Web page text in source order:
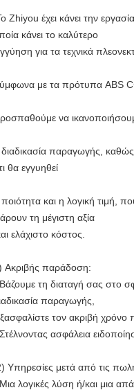
Zhiyou έχει κάνει την
κάνει το καλύτερο
για τα τεχνικά
με τα πρότυπα ABS
να
παραγωγής,
θα εγγυηθεί
και η λογική τιμή,
τη μέγιστη αξία
ελάχιστο κόστος.
Ακριβής παράδοση:
τη διαταγή σας στο
παραγωγής,
τον ακριβή χρόνο
ασφάλεια
Υπηρεσίες μετά από τις
λογικές λύση ή/και μια